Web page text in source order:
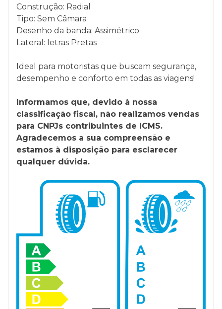
Construção: Radial
Tipo: Sem Câmara
Desenho da banda: Assimétrico
Lateral: letras Pretas
Ideal para motoristas que buscam segurança,
desempenho e conforto em todas as viagens!
Informamos que, devido à nossa
classificação fiscal, não realizamos vendas
para CNPJs contribuintes de ICMS.
Agradecemos a sua compreensão e
estamos à disposição para esclarecer
qualquer dúvida.